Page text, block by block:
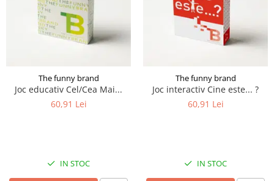
The funny brand
Joc educativ Cel/Cea Mai...
60,91 Lei
IN STOC
The funny brand
Joc interactiv Cine este... ?
60,91 Lei
IN STOC